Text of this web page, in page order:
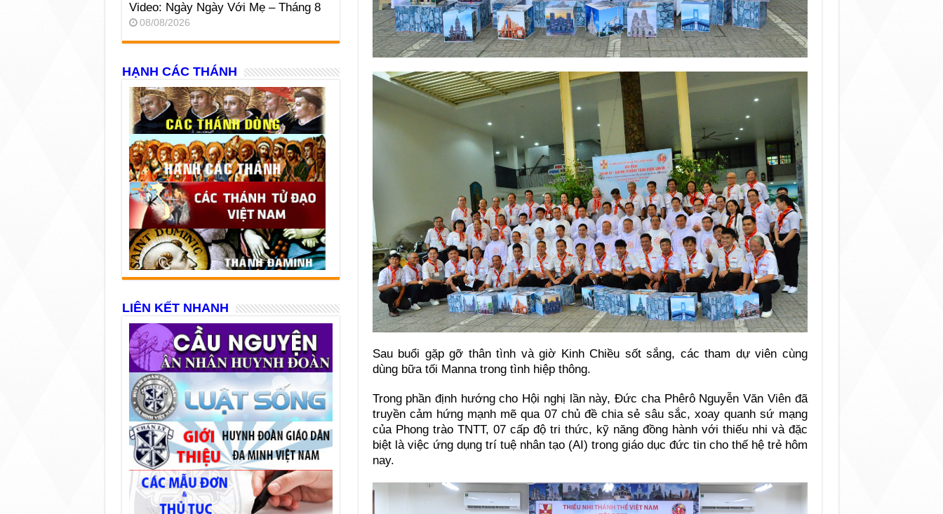
Sau buổi gặp gỡ thân tình và giờ Kinh Chiều sốt sắng, các tham dự viên cùng
dùng bữa tối Manna trong tình hiệp thông.
Trong phần định hướng cho Hội nghị lần này, Đức cha Phêrô Nguyễn Văn Viên đã
truyền cảm hứng mạnh mẽ qua 07 chủ đề chia sẻ sâu sắc, xoay quanh sứ mạng
của Phong trào TNTT, 07 cấp độ tri thức, kỹ năng đồng hành với thiếu nhi và đặc
biệt là việc ứng dụng trí tuệ nhân tạo (AI) trong giáo dục đức tin cho thế hệ trẻ hôm
nay.
Video: Ngày Ngày Với Mẹ – Tháng 8
08/08/2026
HẠNH CÁC THÁNH
LIÊN KẾT NHANH